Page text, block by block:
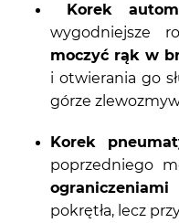
Korek
wygodniejsze
moczyć rąk w
i otwierania go
górze
Korek
poprzedniego
pokrętła, lecz